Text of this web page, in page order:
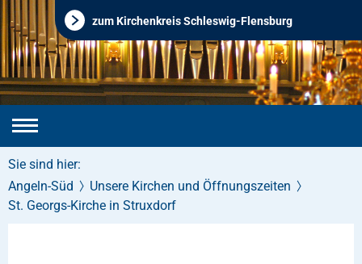
zum Kirchenkreis Schleswig-Flensburg
Sie sind hier:
Angeln-Süd
Unsere Kirchen und Öffnungszeiten
St. Georgs-Kirche in Struxdorf